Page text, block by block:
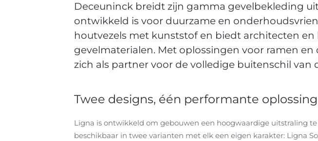
Deceuninck breidt zijn gamma gevelbekleding
ontwikkeld is voor duurzame en
houtvezels met kunststof en biedt architecten
gevelmaterialen. Met oplossingen voor ramen
zich als partner voor de volledige buitenschil van
Twee designs, één performante oplossing
Ligna is ontwikkeld om gebouwen een hoogwaardige uitstraling
beschikbaar in twee varianten met elk een eigen karakter: Ligna